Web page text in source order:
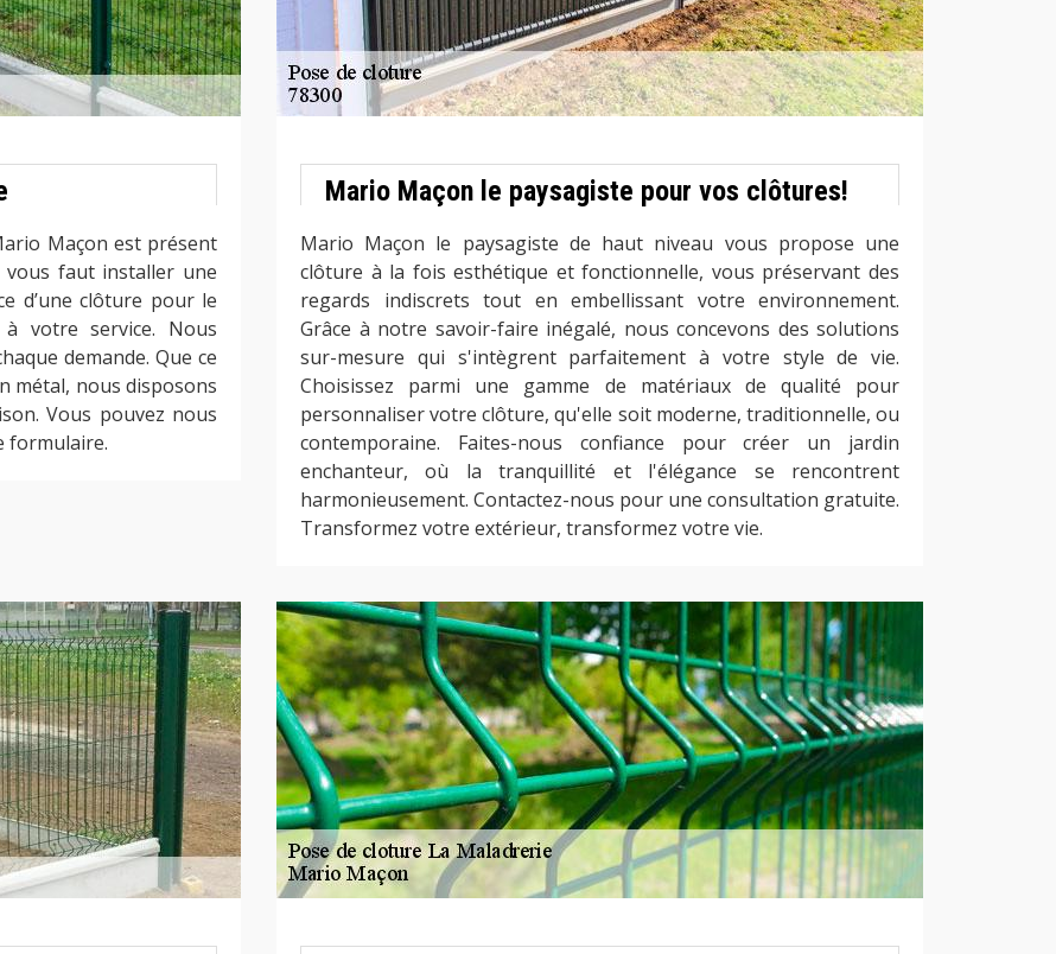
Maçon est présent
vous faut installer une
d’une clôture pour le
votre service. Nous
demande. Que ce
métal, nous disposons
Vous pouvez nous
formulaire.
Mario Maçon le paysagiste pour vos clôtures!
Mario Maçon le paysagiste de haut niveau vous propose une
clôture à la fois esthétique et fonctionnelle, vous préservant des
regards indiscrets tout en embellissant votre environnement.
Grâce à notre savoir-faire inégalé, nous concevons des solutions
sur-mesure qui s'intègrent parfaitement à votre style de vie.
Choisissez parmi une gamme de matériaux de qualité pour
personnaliser votre clôture, qu'elle soit moderne, traditionnelle, ou
contemporaine. Faites-nous confiance pour créer un jardin
enchanteur, où la tranquillité et l'élégance se rencontrent
harmonieusement. Contactez-nous pour une consultation gratuite.
Transformez votre extérieur, transformez votre vie.